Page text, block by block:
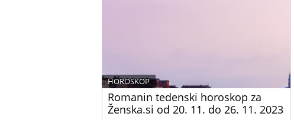
Romanin tedenski horoskop za
Ženska.si od 20. 11. do 26. 11. 2023
HOROSKOP